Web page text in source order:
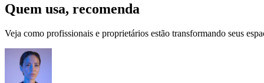
Quem usa, recomenda
Veja como profissionais e proprietários estão transformando seus